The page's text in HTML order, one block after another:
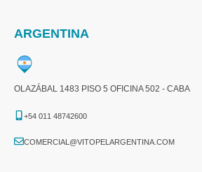
ARGENTINA
OLAZÁBAL 1483 PISO 5 OFICINA 502 - CABA
+54 011 48742600​
COMERCIAL@VITOPELARGENTINA.COM​